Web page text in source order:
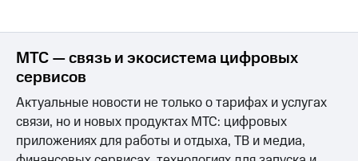
и акционерам
Корпоративное
управление
Корпоративный
секретарь
Раскрытие
информации
МТС — связь и экосистема цифровых
сервисов
Актуальные новости не только о тарифах и услугах
связи, но и новых продуктах МТС: цифровых
приложениях для работы и отдыха, ТВ и медиа,